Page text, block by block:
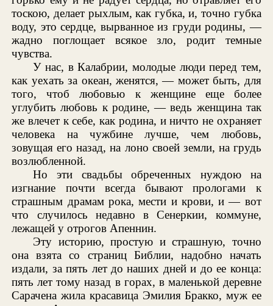
тоскою, делает рыхлым, как губка, и, точно губка
воду, это сердце, вырванное из груди родины, —
жадно поглощает всякое зло, родит темные
чувства.
У нас, в Калабрии, молодые люди перед тем,
как уехать за океан, женятся, — может быть, для
того, чтоб любовью к женщине еще более
углубить любовь к родине, — ведь женщина так
же влечет к себе, как родина, и ничто не охраняет
человека на чужбине лучше, чем любовь,
зовущая его назад, на лоно своей земли, на грудь
возлюбленной.
Но эти свадьбы обреченных нуждою на
изгнание почти всегда бывают прологами к
страшным драмам рока, мести и крови, и — вот
что случилось недавно в Сенеркии, коммуне,
лежащей у отрогов Апеннин.
Эту историю, простую и страшную, точно
она взята со страниц Библии, надобно начать
издали, за пять лет до наших дней и до ее конца:
пять лет тому назад в горах, в маленькой деревне
Сарачена жила красавица Эмилия Бракко, муж ее